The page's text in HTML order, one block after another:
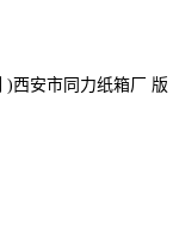
)西安市同力纸箱厂 版